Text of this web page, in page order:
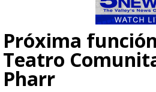
Próxima
Teatro
Pharr